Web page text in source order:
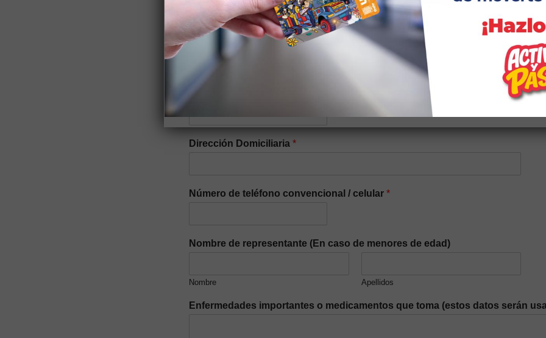
Nacionalidad
Parroquia
Dirección Domiciliaria *
Número de teléfono convencional / celular *
Nombre de representante (En caso de menores de edad)
Nombre Apellidos
Enfermedades importantes o medicamentos que toma (estos datos serán